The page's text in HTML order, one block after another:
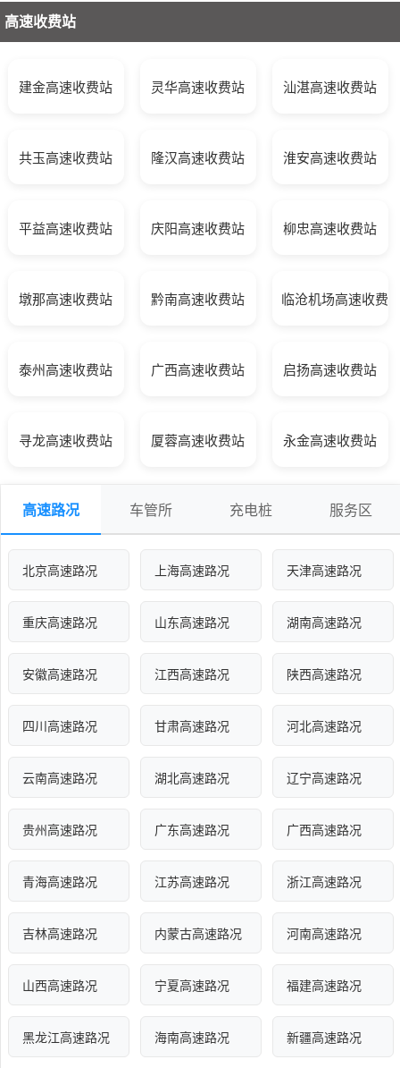
高速收费站
建金高速收费站 灵华高速收费站 汕湛高速收费站
共玉高速收费站 隆汉高速收费站 淮安高速收费站
平益高速收费站 庆阳高速收费站 柳忠高速收费站
墩那高速收费站 黔南高速收费站 临沧机场高速收费
泰州高速收费站 广西高速收费站 启扬高速收费站
寻龙高速收费站 厦蓉高速收费站 永金高速收费站
高速路况 车管所 充电桩 服务区
北京高速路况 上海高速路况 天津高速路况
重庆高速路况 山东高速路况 湖南高速路况
安徽高速路况 江西高速路况 陕西高速路况
四川高速路况 甘肃高速路况 河北高速路况
云南高速路况 湖北高速路况 辽宁高速路况
贵州高速路况 广东高速路况 广西高速路况
青海高速路况 江苏高速路况 浙江高速路况
吉林高速路况 内蒙古高速路况 河南高速路况
山西高速路况 宁夏高速路况 福建高速路况
黑龙江高速路况 海南高速路况 新疆高速路况